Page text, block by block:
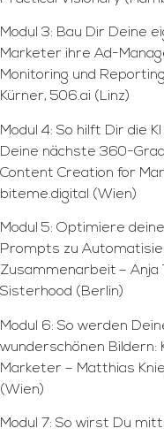
Modul 3: Bau Dir Deine
Marketer ihre Ad-
Monitoring und
Kürner, 506.ai (Linz)
Modul 4: So hilft Dir die
Deine nächste 360-
Content Creation for
biteme.digital (Wien)
Modul 5: Optimiere
Prompts zu
Zusammenarbeit – Anja
Sisterhood (Berlin)
Modul 6: So werden
wunderschönen
Marketer – Matthias
(Wien)
Modul 7: So wirst Du